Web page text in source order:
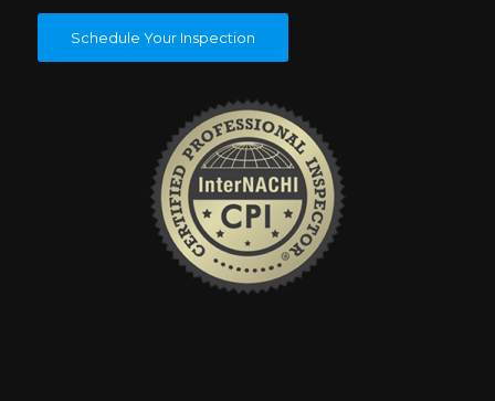
Schedule Your Inspection